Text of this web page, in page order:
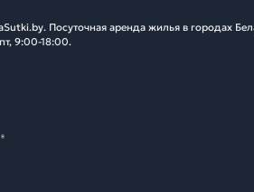
Посуточная аренда жилья в городах
9:00-18:00.